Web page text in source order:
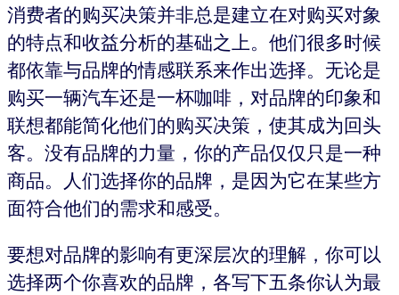
消费者的购买决策并非总是建立在对购买对象
的特点和收益分析的基础之上。他们很多时候
都依靠与品牌的情感联系来作出选择。无论是
购买一辆汽车还是一杯咖啡，对品牌的印象和
联想都能简化他们的购买决策，使其成为回头
客。没有品牌的力量，你的产品仅仅只是一种
商品。人们选择你的品牌，是因为它在某些方
面符合他们的需求和感受。
要想对品牌的影响有更深层次的理解，你可以
选择两个你喜欢的品牌，各写下五条你认为最